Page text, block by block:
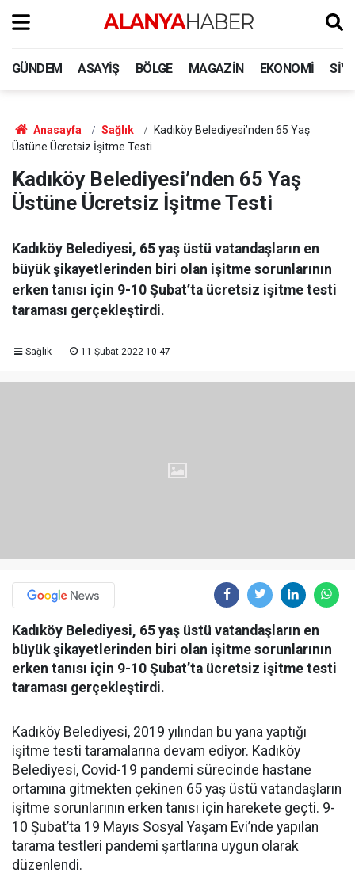
GÜNDEM ASAYIŞ BÖLGE MAGAZIN EKONOMI
Anasayfa Sağlık
Kadıköy Belediyesi’nden 65 Yaş
Üstüne Ücretsiz İşitme Testi
Kadıköy Belediyesi’nden 65 Yaş
Üstüne Ücretsiz İşitme Testi
Kadıköy Belediyesi, 65 yaş üstü vatandaşların en
büyük şikayetlerinden biri olan işitme sorunlarının
erken tanısı için 9-10 Şubat’ta ücretsiz işitme testi
taraması gerçekleştirdi.
Sağlık 11 Şubat 2022 10:47
Kadıköy Belediyesi, 65 yaş üstü vatandaşların en
büyük şikayetlerinden biri olan işitme sorunlarının
erken tanısı için 9-10 Şubat’ta ücretsiz işitme testi
taraması gerçekleştirdi.
Kadıköy Belediyesi, 2019 yılından bu yana yaptığı
işitme testi taramalarına devam ediyor. Kadıköy
Belediyesi, Covid-19 pandemi sürecinde hastane
ortamına gitmekten çekinen 65 yaş üstü vatandaşların
işitme sorunlarının erken tanısı için harekete geçti. 9-
10 Şubat’ta 19 Mayıs Sosyal Yaşam Evi’nde yapılan
tarama testleri pandemi şartlarına uygun olarak
düzenlendi.